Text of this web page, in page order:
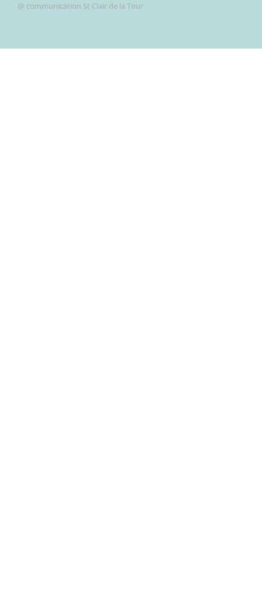
@ communication St Clair de la Tour